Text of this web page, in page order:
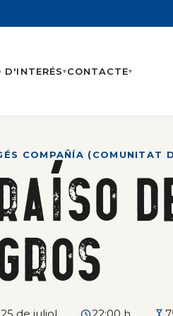
D'INTERÉS▾CONTACTE▾
COMPAÑÍA (COMUNITAT